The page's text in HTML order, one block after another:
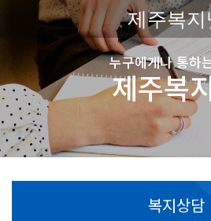
제주복지
누구에게나 통하
제주복
복지상담